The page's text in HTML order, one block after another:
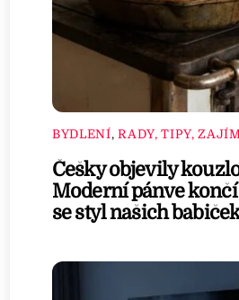
BYDLENÍ,RADY, TIPY,
Češky objevily
Moderní pánve
se styl našich